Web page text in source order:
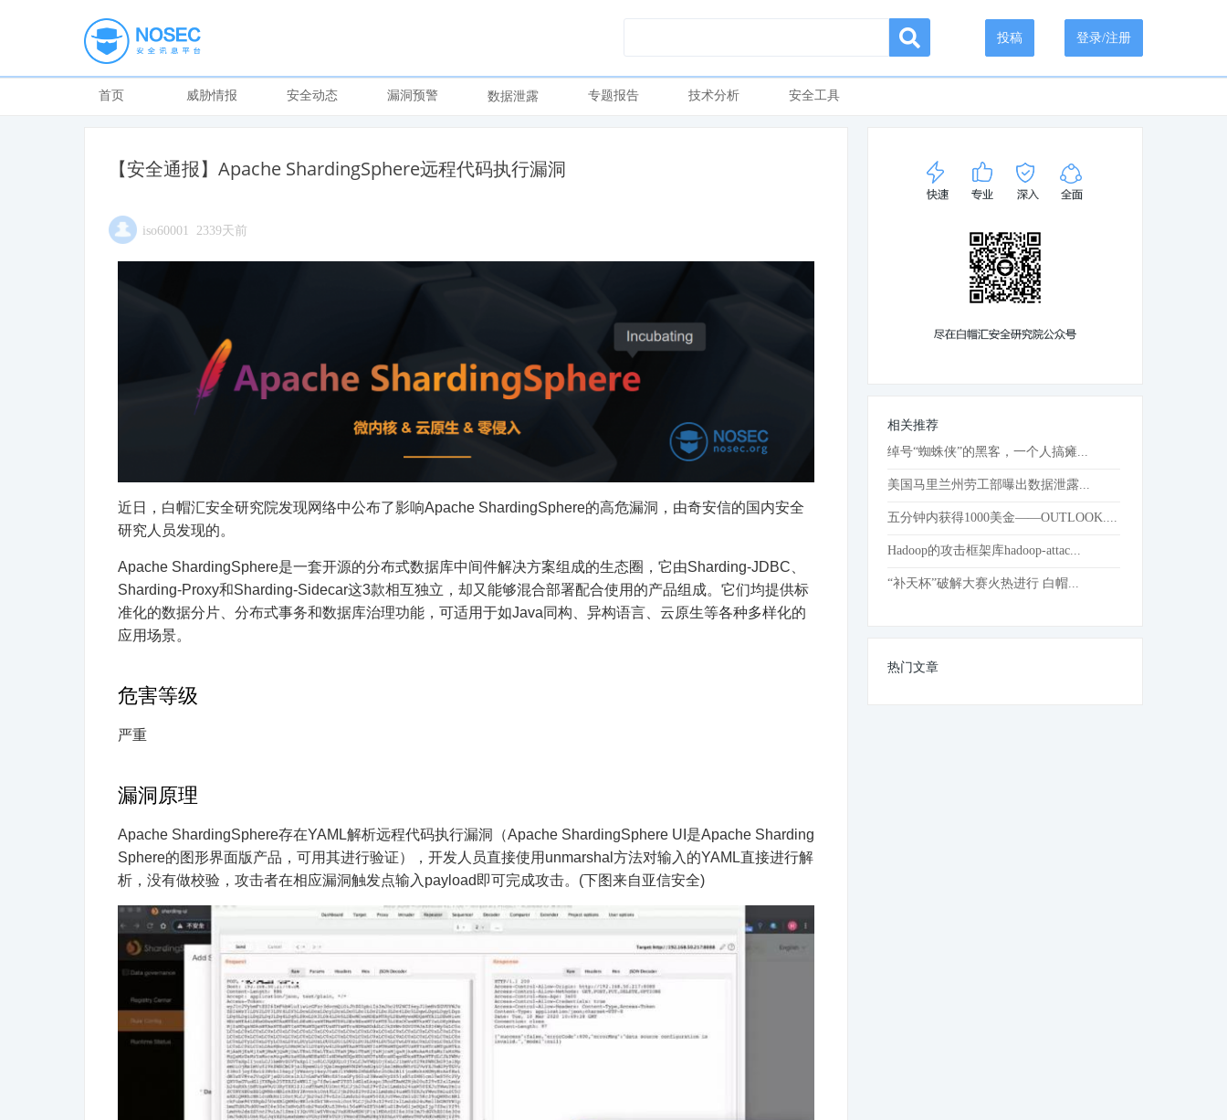
登录/注册
投稿
首页 威胁情报 安全动态 漏洞预警 数据泄露 专题报告 技术分析 安全工具
【安全通报】Apache ShardingSphere远程代码执行漏洞
iso60001 2339天前
近日，白帽汇安全研究院发现网络中公布了影响Apache ShardingSphere的高危漏洞，由奇安信的国内安全
研究人员发现的。
Apache ShardingSphere是一套开源的分布式数据库中间件解决方案组成的生态圈，它由Sharding-JDBC、
Sharding-Proxy和Sharding-Sidecar这3款相互独立，却又能够混合部署配合使用的产品组成。它们均提供标
准化的数据分片、分布式事务和数据库治理功能，可适用于如Java同构、异构语言、云原生等各种多样化的
应用场景。
危害等级
严重
漏洞原理
Apache ShardingSphere存在YAML解析远程代码执行漏洞（Apache ShardingSphere UI是Apache Sharding
Sphere的图形界面版产品，可用其进行验证），开发人员直接使用unmarshal方法对输入的YAML直接进行解
析，没有做校验，攻击者在相应漏洞触发点输入payload即可完成攻击。(下图来自亚信安全)
相关推荐
绰号“蜘蛛侠”的黑客，一个人搞瘫...
美国马里兰州劳工部曝出数据泄露...
五分钟内获得1000美金——OUTLOOK....
Hadoop的攻击框架库hadoop-attac...
“补天杯”破解大赛火热进行 白帽...
热门文章